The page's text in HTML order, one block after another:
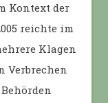
Kontext der
reichte im
Klagen
Verbrechen